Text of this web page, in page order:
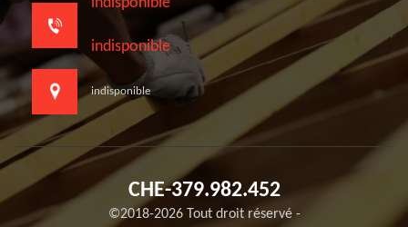
indisponible
indisponible
CHE-379.982.452
©2018-2026 Tout droit réservé -